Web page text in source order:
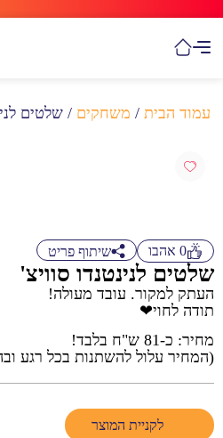
עמוד הבית / משחקים / שלטים
0 אהבו שיתוף פריט
שלטים לנינטנדו סוויצ'
העתק למקור. עובד מעולה!
תודה לחוי❤
מחיר: כ-81 ש"ח בלבד!
(המחיר עלול להשתנות בכל רגע
לקניית המוצר